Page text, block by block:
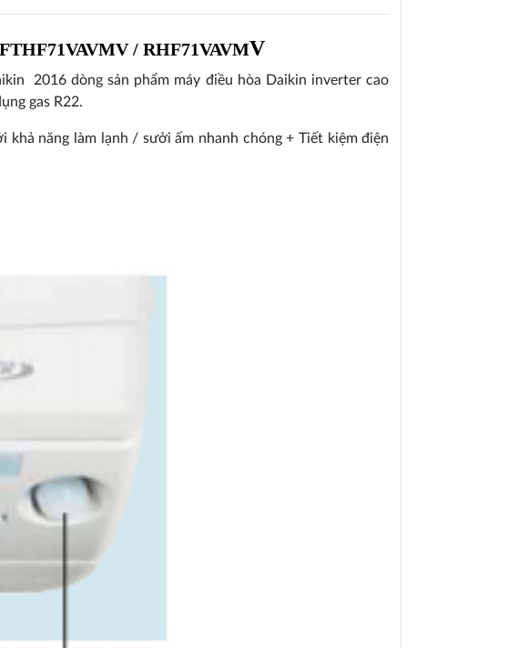
/ RHF71VAVMV
2016 dòng sản phẩm máy điều hòa Daikin inverter cao
gas R22.
năng làm lạnh / sưởi ấm nhanh chóng + Tiết kiệm điện